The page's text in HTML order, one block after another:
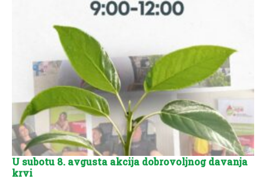
U subotu 8. avgusta akcija dobrovoljnog davanja
krvi